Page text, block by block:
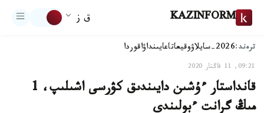
KAZINFORM ق ز
ترەند:2026-سايلاۋ وقيعاتاعايىنداۋاقوردا
09:21, 11 قاڭتار 2020
قانداستار ءۇشىن دايىندىق كۋرسى اشىلىپ، 1
مىڭ گرانت ءبولىندى